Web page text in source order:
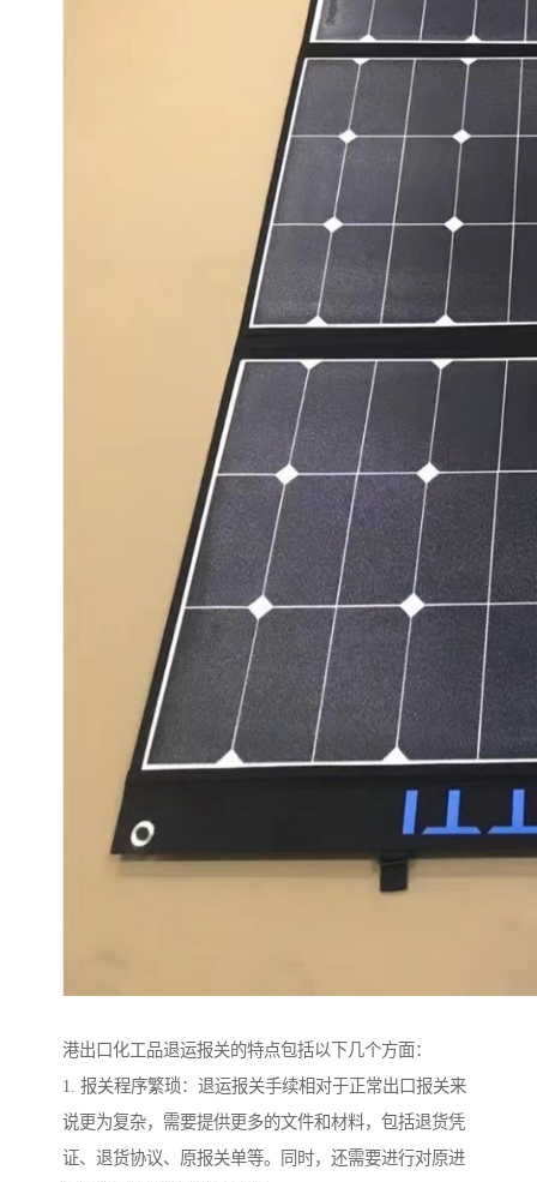
港出口化工品退运报关的特点包括以下几个方面：
1. 报关程序繁琐：退运报关手续相对于正常出口报关来
说更为复杂，需要提供更多的文件和材料，包括退货凭
证、退货协议、原报关单等。同时，还需要进行对原进